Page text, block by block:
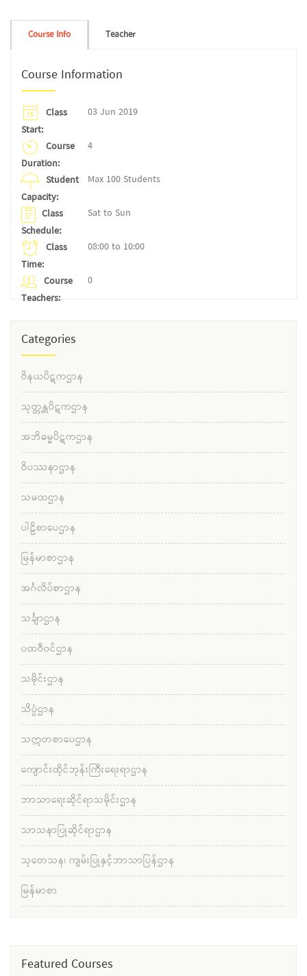
Course Info Teacher
Course Information
Class
Start:
03 Jun 2019
Course
Duration:
4
Student
Capacity:
Max 100 Students
Class
Schedule:
Sat to Sun
Class
Time:
08:00 to 10:00
Course
Teachers:
0
Categories
ဝိနယပိဋကဌာန
သုတ္တန္တပိဋကဌာန
အဘိဓမ္မပိဋကဌာန
ဝိပဿနာဌာန
သမထဌာန
ပါဠိစာပေဌာန
မြန်မာစာဌာန
အင်္ဂလိပ်စာဌာန
သင်္ချာဌာန
ပထဝီဝင်ဌာန
သမိုင်းဌာန
သိပ္ပံဌာန
သဣတစာပေဌာန
ကျောင်းထိုင်ဘုန်းကြီးရေးရာဌာန
ဘာသာရေးဆိုင်ရာသမိုင်းဌာန
သာသနာပြုဆိုင်ရာဌာန
သုတေသန၊ ကျမ်းပြုနှင့်ဘာသာပြန်ဌာန
မြန်မာစာ
Featured Courses